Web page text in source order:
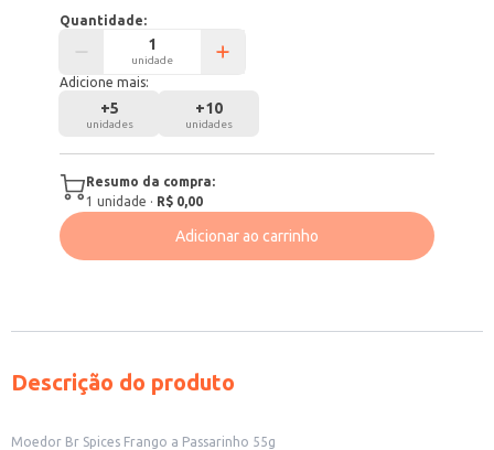
Quantidade:
unidade
Adicione mais:
+5
unidades
+10
unidades
Resumo da compra:
1 unidade · R$ 0,00
Adicionar ao carrinho
Descrição do produto
Moedor Br Spices Frango a Passarinho 55g